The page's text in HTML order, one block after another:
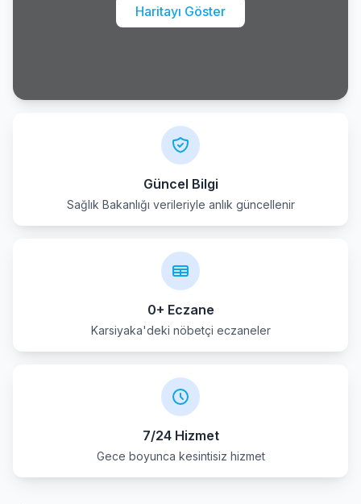
Kinik
Menderes
Seferihisar
Haritayı Göster
Güncel Bilgi
Sağlık Bakanlığı verileriyle anlık güncellenir
0+ Eczane
Karsiyaka'deki nöbetçi eczaneler
7/24 Hizmet
Gece boyunca kesintisiz hizmet